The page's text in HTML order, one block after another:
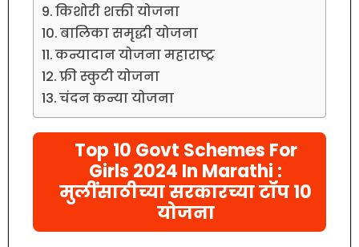
किशोरी शक्ती योजना
बालिका समृद्धी योजना
कन्यादान योजना महाराष्ट्र
फ्री स्कुटी योजना
चंदन कन्या योजना
Top 10 Govt Schemes For
Girls 2024 In Marathi :
मुलींसाठीच्या सरकारच्या टॉप 10
योजना